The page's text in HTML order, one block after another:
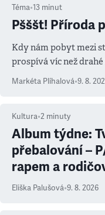
Téma•13 minut
Pšššt! Příroda
Kdy nám pobyt mezi
prospívá víc než
Markéta Plíhalová•9. 8.
Kultura•2 minuty
Album týdne:
přebalování –
rapem a
Eliška Palušová•9. 8. 2026